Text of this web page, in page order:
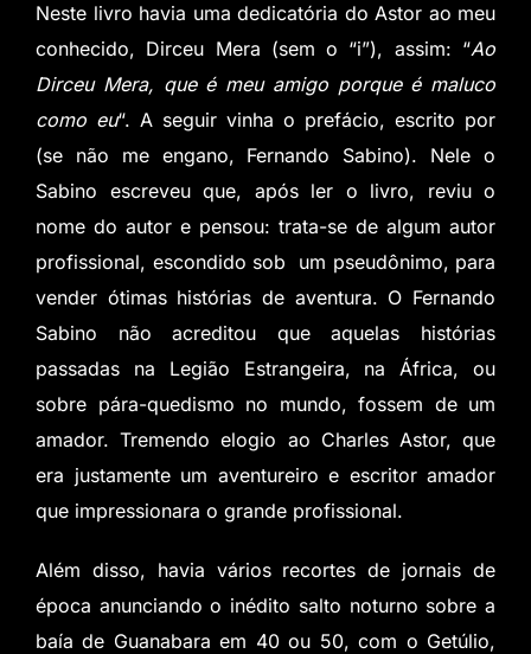
Neste livro havia uma dedicatória do Astor ao meu
conhecido, Dirceu Mera (sem o “i”), assim: “Ao
Dirceu Mera, que é meu amigo porque é maluco
como eu“. A seguir vinha o prefácio, escrito por
(se não me engano, Fernando Sabino). Nele o
Sabino escreveu que, após ler o livro, reviu o
nome do autor e pensou: trata-se de algum autor
profissional, escondido sob um pseudônimo, para
vender ótimas histórias de aventura. O Fernando
Sabino não acreditou que aquelas histórias
passadas na Legião Estrangeira, na África, ou
sobre pára-quedismo no mundo, fossem de um
amador. Tremendo elogio ao Charles Astor, que
era justamente um aventureiro e escritor amador
que impressionara o grande profissional.
Além disso, havia vários recortes de jornais de
época anunciando o inédito salto noturno sobre a
baía de Guanabara em 40 ou 50, com o Getúlio,